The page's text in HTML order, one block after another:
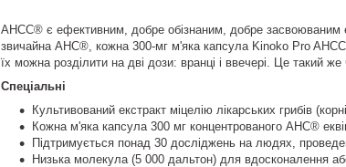
AHCC® є ефективним, добре обізнаним, добре засвоюваним
звичайна AHC®, кожна 300-мг м'яка капсула Kinoko Pro
їх можна розділити на дві дози: вранці і ввечері. Це такий
Спеціальні
Культивований екстракт міцелію лікарських грибів
Кожна м'яка капсула 300 мг концентрованого AHC®
Підтримується понад 30 досліджень на людях,
Низька молекула (5 000 дальтон) для вдосконалення